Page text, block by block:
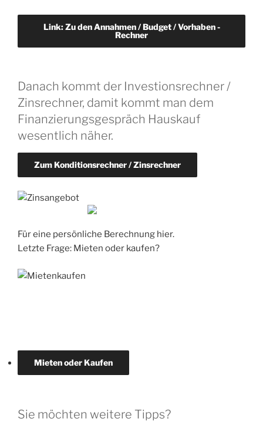
Link: Zu den Annahmen / Budget / Vorhaben -
Rechner
Danach kommt der Investionsrechner /
Zinsrechner, damit kommt man dem
Finanzierungsgespräch Hauskauf
wesentlich näher.
Zum Konditionsrechner / Zinsrechner
Für eine persönliche Berechnung hier.
Letzte Frage: Mieten oder kaufen?
Mieten oder Kaufen
Sie möchten weitere Tipps?